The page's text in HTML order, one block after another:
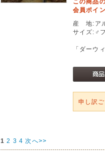
会員ポイ
産 地:ア
サイズ:♂
「ダーウ
申し訳
1 2 3 4 次へ>>